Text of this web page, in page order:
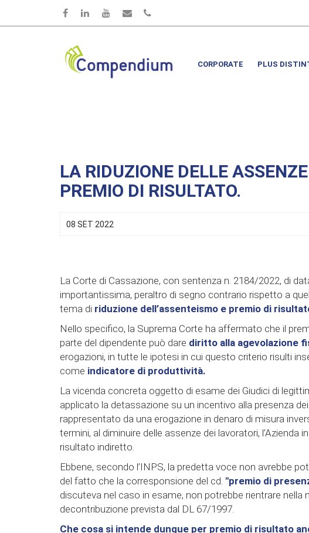
CORPORATE PLUS
LA RIDUZIONE DELLE
PREMIO DI RISULTATO.
08 SET 2022
La Corte di Cassazione, con sentenza n. 2184/2022, di
importantissima, peraltro di segno contrario rispetto a
tema di riduzione dell’assenteismo e premio di
Nello specifico, la Suprema Corte ha affermato che il
parte del dipendente può dare diritto alla agevolazione
erogazioni, in tutte le ipotesi in cui questo criterio risulti
come indicatore di produttività.
La vicenda concreta oggetto di esame dei Giudici di
applicato la detassazione su un incentivo alla presenza
rappresentato da una erogazione in denaro di misura
termini, al diminuire delle assenze dei lavoratori, l’Azienda
risultato indiretto.
Ebbene, secondo l’INPS, la predetta voce non avrebbe
del fatto che la corresponsione del cd. "premio di
discuteva nel caso in esame, non potrebbe rientrare
decontribuzione prevista dal DL 67/1997.
Che cosa si intende dunque per premio di risultato